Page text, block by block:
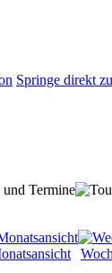
Springe direkt